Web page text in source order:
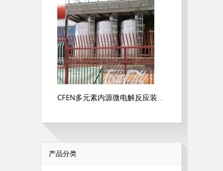
CFEN多元素内源微电解反应装置养殖废水处理
产品分类